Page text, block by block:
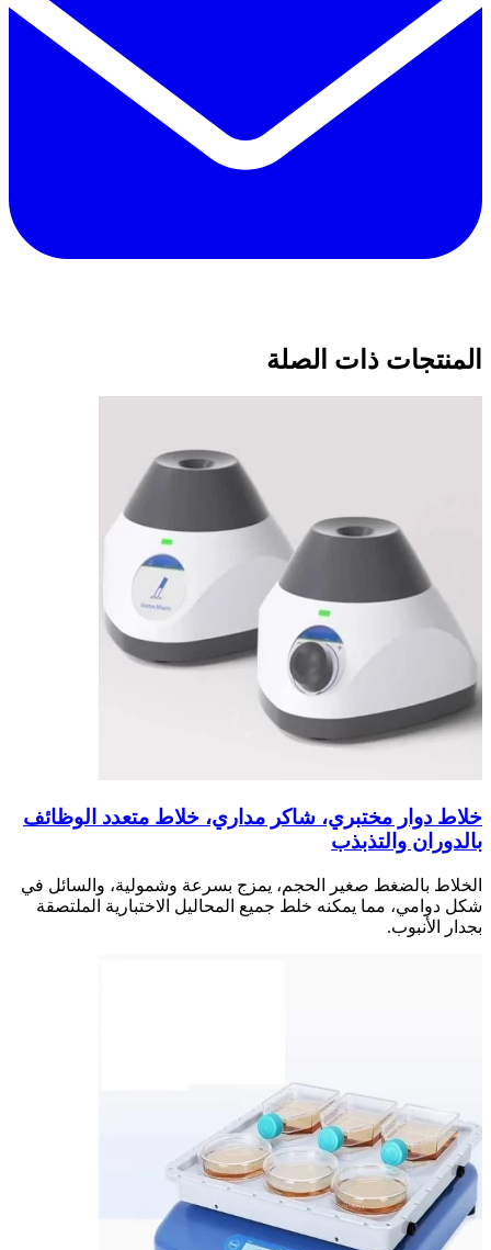
المنتجات ذات الصلة
خلاط دوار مختبري، شاكر مداري، خلاط متعدد الوظائف
بالدوران والتذبذب
الخلاط بالضغط صغير الحجم، يمزج بسرعة وشمولية، والسائل في
شكل دوامي، مما يمكنه خلط جميع المحاليل الاختبارية الملتصقة
بجدار الأنبوب.